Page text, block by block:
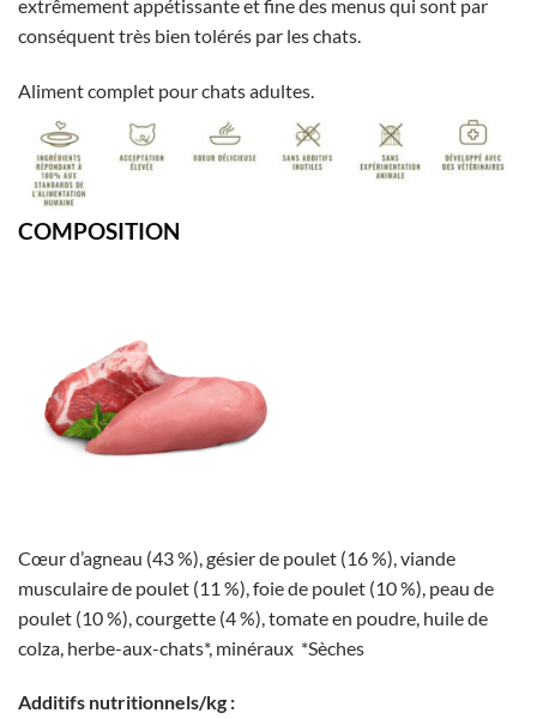
extrêmement appétissante et fine des menus qui sont par
conséquent très bien tolérés par les chats.
Aliment complet pour chats adultes.
COMPOSITION
Cœur d’agneau (43 %), gésier de poulet (16 %), viande
musculaire de poulet (11 %), foie de poulet (10 %), peau de
poulet (10 %), courgette (4 %), tomate en poudre, huile de
colza, herbe-aux-chats*, minéraux *Sèches
Additifs nutritionnels/kg :